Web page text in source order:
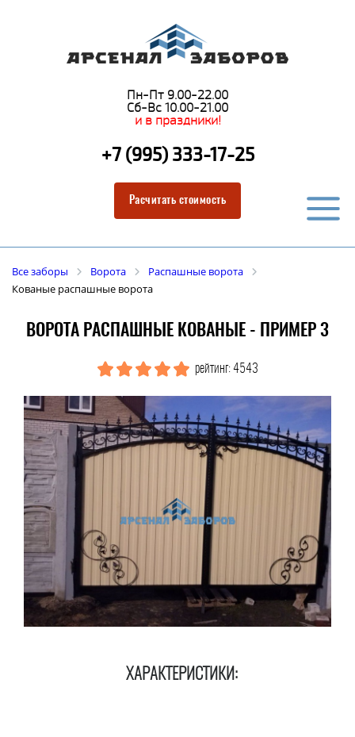
Пн-Пт 9.00-22.00
Сб-Вс 10.00-21.00
и в праздники!
+7 (995) 333-17-25
Расчитать стоимость
Все заборы Ворота
Распашные ворота
Кованые распашные ворота
ВОРОТА РАСПАШНЫЕ КОВАНЫЕ - ПРИМЕР 3
рейтинг: 4543
ХАРАКТЕРИСТИКИ: